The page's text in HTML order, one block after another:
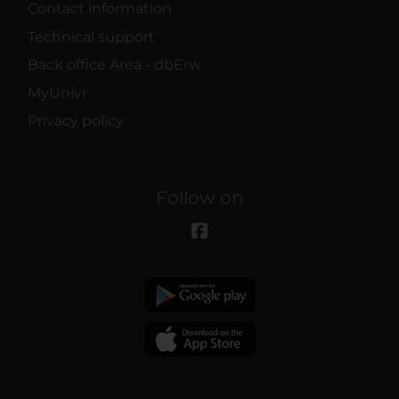
Contact information
Technical support
Back office Area - dbErw
MyUnivr
Privacy policy
Follow on